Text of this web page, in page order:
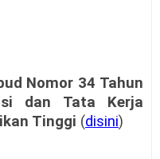
Nomor 34 Tahun
dan Tata Kerja
Tinggi (disini)